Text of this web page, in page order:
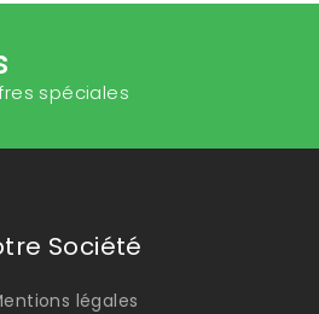
spéciales
Société
légales